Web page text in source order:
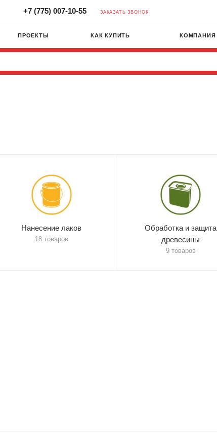
+7 (775) 007-10-55 ЗАКАЗАТЬ ЗВОНОК
ПРОЕКТЫ КАК КУПИТЬ КОМПАНИЯ
Нанесение лаков
18 товаров
Обработка и защита
древесины
9 товаров